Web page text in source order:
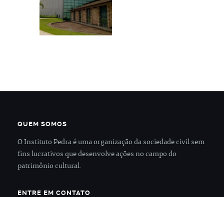
QUEM SOMOS
O Instituto Pedra é uma organização da sociedade civil sem
fins lucrativos que desenvolve ações no campo do
patrimônio cultural.
ENTRE EM CONTATO